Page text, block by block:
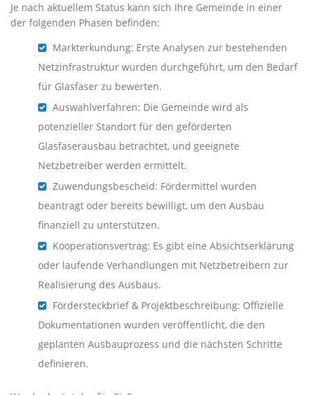
Je nach aktuellem Status kann sich Ihre Gemeinde in einer
der folgenden Phasen befinden:
Markterkundung: Erste Analysen zur bestehenden
Netzinfrastruktur wurden durchgeführt, um den Bedarf
für Glasfaser zu bewerten.
Auswahlverfahren: Die Gemeinde wird als
potenzieller Standort für den geförderten
Glasfaserausbau betrachtet, und geeignete
Netzbetreiber werden ermittelt.
Zuwendungsbescheid: Fördermittel wurden
beantragt oder bereits bewilligt, um den Ausbau
finanziell zu unterstützen.
Kooperationsvertrag: Es gibt eine Absichtserklärung
oder laufende Verhandlungen mit Netzbetreibern zur
Realisierung des Ausbaus.
Fördersteckbrief & Projektbeschreibung: Offizielle
Dokumentationen wurden veröffentlicht, die den
geplanten Ausbauprozess und die nächsten Schritte
definieren.